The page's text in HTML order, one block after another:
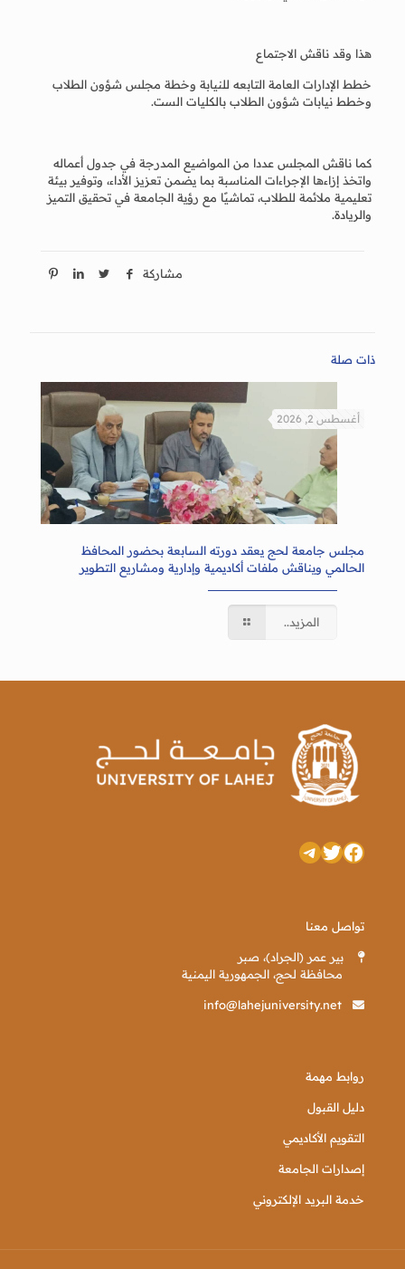
هذا وقد ناقش الاجتماع
خطط الإدارات العامة التابعه للنيابة وخطة مجلس شؤون الطلاب
وخطط نيابات شؤون الطلاب بالكليات الست.
كما ناقش المجلس عددا من المواضيع المدرجة في جدول أعماله
واتخذ إزاءها الإجراءات المناسبة بما يضمن تعزيز الأداء، وتوفير بيئة
تعليمية ملائمة للطلاب، تماشيًا مع رؤية الجامعة في تحقيق التميز
والريادة.
مشاركة
ذات صلة
أغسطس 2, 2026
مجلس جامعة لحج يعقد دورته السابعة بحضور المحافظ
الحالمي ويناقش ملفات أكاديمية وإدارية ومشاريع التطوير
المزيد..
فيسبوك
تويترتيليجرام
تواصل معنا
بير عمر (الجراد)، صبر
محافظة لحج، الجمهورية اليمنية
info@lahejuniversity.net
روابط مهمة
دليل القبول
التقويم الأكاديمي
إصدارات الجامعة
خدمة البريد الإلكتروني